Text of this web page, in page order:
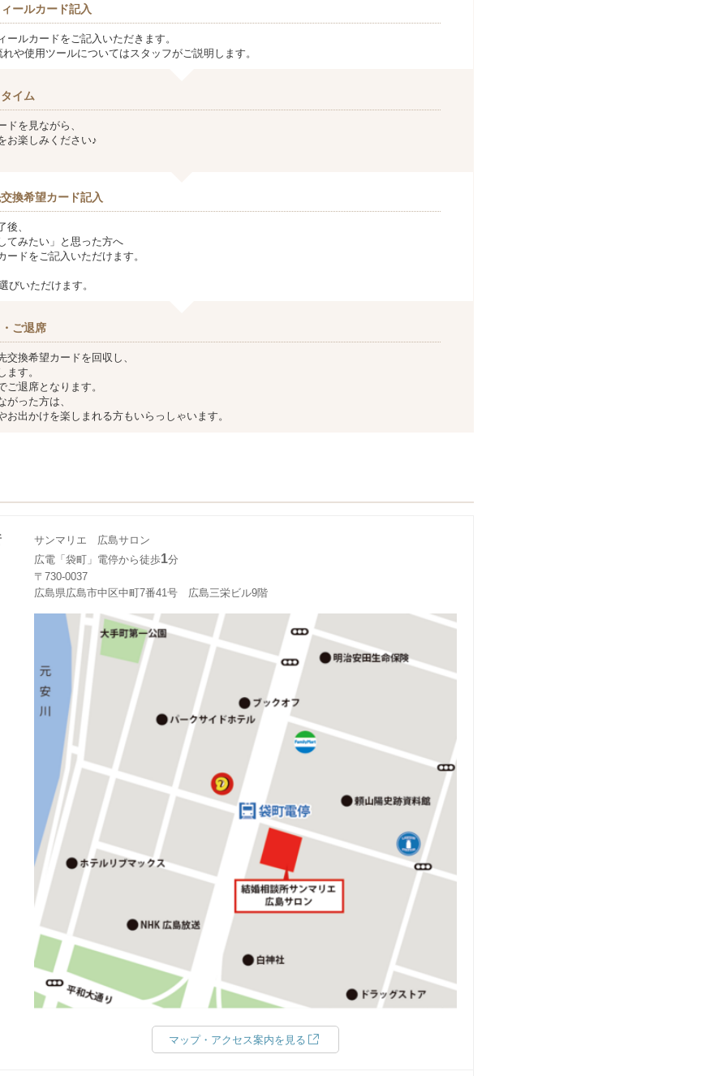
ールカード記入
ールカードをご記入いただきます。
や使用ツールについてはスタッフがご説明します。
イム
ドを見ながら、
お楽しみください♪
換希望カード記入
後、
てみたい」と思った方へ
ードをご記入いただけます。
びいただけます。
ご退席
交換希望カードを回収し、
ます。
ご退席となります。
がった方は、
お出かけを楽しまれる方もいらっしゃいます。
サンマリエ 広島サロン
広電「袋町」電停から徒歩1分
〒730-0037
広島県広島市中区中町7番41号 広島三栄ビル9階
マップ・アクセス案内を見る